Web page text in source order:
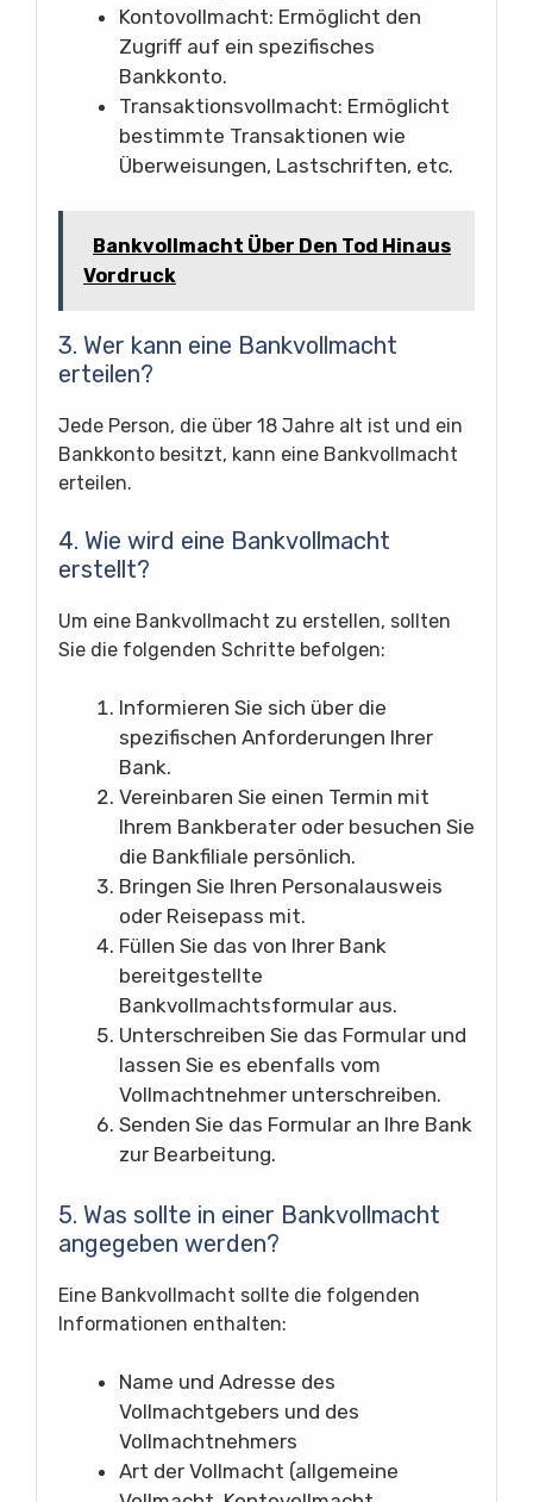
Kontovollmacht: Ermöglicht den
Zugriff auf ein spezifisches
Bankkonto.
Transaktionsvollmacht: Ermöglicht
bestimmte Transaktionen wie
Überweisungen, Lastschriften, etc.
Bankvollmacht Über Den Tod Hinaus
Vordruck
3. Wer kann eine Bankvollmacht
erteilen?
Jede Person, die über 18 Jahre alt ist und ein
Bankkonto besitzt, kann eine Bankvollmacht
erteilen.
4. Wie wird eine Bankvollmacht
erstellt?
Um eine Bankvollmacht zu erstellen, sollten
Sie die folgenden Schritte befolgen:
Informieren Sie sich über die
spezifischen Anforderungen Ihrer
Bank.
Vereinbaren Sie einen Termin mit
Ihrem Bankberater oder besuchen Sie
die Bankfiliale persönlich.
Bringen Sie Ihren Personalausweis
oder Reisepass mit.
Füllen Sie das von Ihrer Bank
bereitgestellte
Bankvollmachtsformular aus.
Unterschreiben Sie das Formular und
lassen Sie es ebenfalls vom
Vollmachtnehmer unterschreiben.
Senden Sie das Formular an Ihre Bank
zur Bearbeitung.
5. Was sollte in einer Bankvollmacht
angegeben werden?
Eine Bankvollmacht sollte die folgenden
Informationen enthalten:
Name und Adresse des
Vollmachtgebers und des
Vollmachtnehmers
Art der Vollmacht (allgemeine